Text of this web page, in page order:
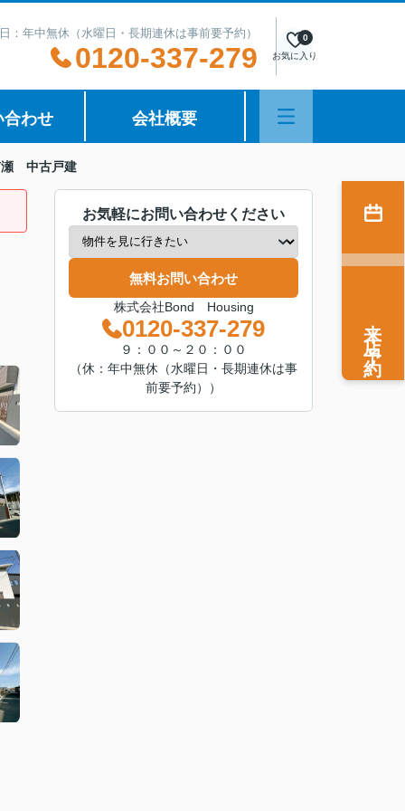
年中無休（水曜日・長期連休は事前要予約）
0120-337-279 お気に入り
0
合わせ 会社概要
瀬 中古戸建
お気軽にお問い合わせください
無料お問い合わせ
株式会社Bond Housing
0120-337-279
９：００～２０：００
（休：年中無休（水曜日・長期連休は事
前要予約））
来店予約